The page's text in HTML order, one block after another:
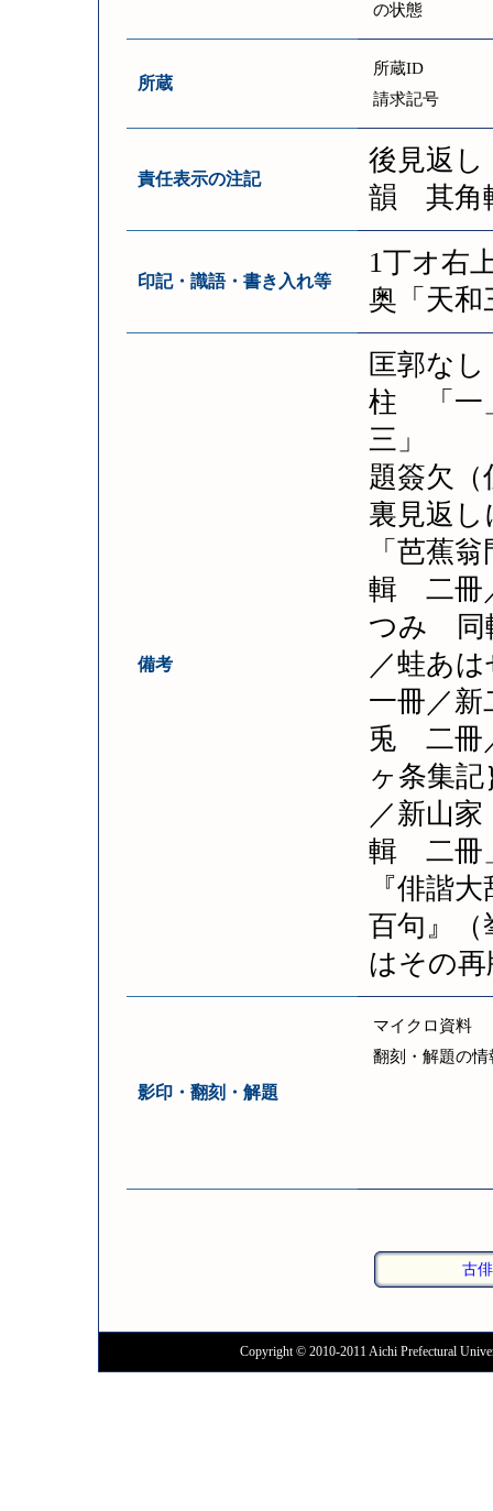
の状態
所蔵
所蔵ID
請求記号
責任表示の注記
後見返し
韻 其角
印記・識語・書き入れ等
1丁オ右
奥「天和
備考
匡郭なし
柱 「一
三」
題簽欠
裏見返
「芭蕉
輯 二冊
つみ 同
／蛙あ
一冊／
兎 二冊
ヶ条集
／新山
輯 二冊
『俳諧
百句』
はその
影印・翻刻・解題
マイクロ資料
翻刻・解題の情
古
Copyright © 2010-2011 Aichi Prefectural